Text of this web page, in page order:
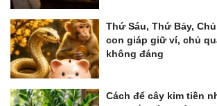
Thứ Sáu, Thứ Bảy,
con giáp giữ ví, chủ
không đáng
Cách để cây kim tiền